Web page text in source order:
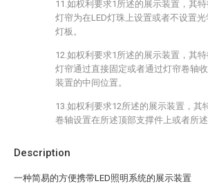
Description
一种简易的方便携带LED照明系统的展示装置
11.如权利要求1所述的展示装置，其
灯帘为在LED灯珠上设置或者不设置
灯板。
12.如权利要求1所述的展示装置，其
灯帘通过直接固定或者通过灯帘卷轴
装置的中间位置。
13.如权利要求12所述的展示装置，其
卷轴设置在所述顶部支撑件上或者所述